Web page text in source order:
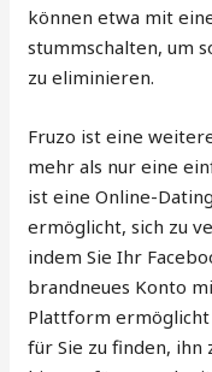
können etwa mit
stummschalten, um
zu eliminieren.
Fruzo ist eine
mehr als nur eine
ist eine Online-
ermöglicht, sich zu
indem Sie Ihr
brandneues Konto
Plattform
für Sie zu finden, ihn